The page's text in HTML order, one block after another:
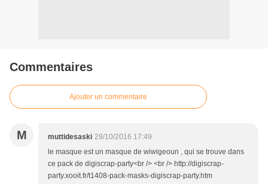
Commentaires
Ajouter un commentaire
M muttidesaski 29/10/2016 17:49
le masque est un masque de wiwigeoun , qui se trouve dans
ce pack de digiscrap-party<br /> <br /> http://digiscrap-
party.xooit.fr/t1408-pack-masks-digiscrap-party.htm